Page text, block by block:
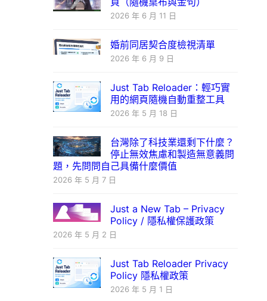
2026 年 6 月 11 日
婚前同居契合度檢視清單
2026 年 6 月 9 日
Just Tab Reloader：輕巧實
用的網頁隨機自動重整工具
2026 年 5 月 18 日
台灣除了科技業還剩下什麼？
停止無效焦慮和製造無意義問
題，先問問自己具備什麼價值
2026 年 5 月 7 日
Just a New Tab – Privacy
Policy / 隱私權保護政策
2026 年 5 月 2 日
Just Tab Reloader Privacy
Policy 隱私權政策
2026 年 5 月 1 日